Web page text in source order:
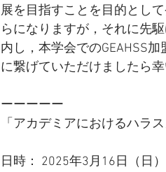
展を目指すことを目的とし
らになりますが，それに先
内し，本学会でのGEAHSS
に繋げていただけましたら幸
ーーーーー
「アカデミアにおけるハラ
日時： 2025年3月16日（日